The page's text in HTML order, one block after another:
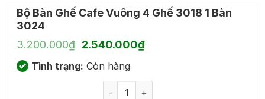
Bộ Bàn Ghế Cafe Vuông 4 Ghế 3018 1 Bàn
3024
3.200.000₫ Giá
là:
3.200.000₫.
2.540.000₫Giá
là:
2.540.000₫.
Tình trạng: Còn hàng
Bộ Bàn Ghế Cafe Vuông 4 Ghế 3018